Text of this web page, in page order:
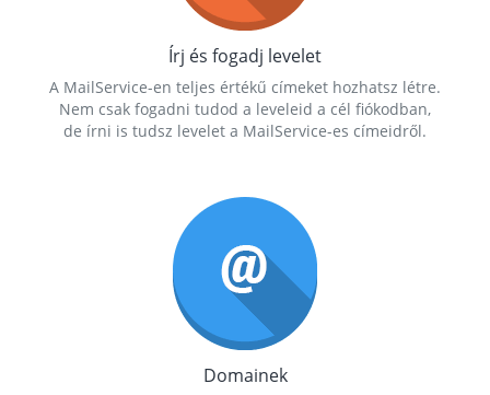
Írj és fogadj levelet
A MailService-en teljes értékű címeket hozhatsz létre.
Nem csak fogadni tudod a leveleid a cél fiókodban,
de írni is tudsz levelet a MailService-es címeidről.
Domainek